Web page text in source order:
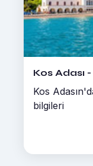
Kos Adası
Kos
bilgileri